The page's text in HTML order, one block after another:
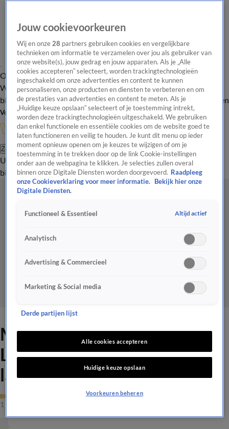
Overzicht Onze programma's Uitzendingen Onze gezichten
In de
WandelgangenInterviewsUitzending
bijwonenPodcastShopVeelgestelde vragenKijkersvraag insturen
Volg Vandaag Inside
Zoeken
UitzendingenVandaag InsideDe OranjezomerShopUitzending
bijwonen
Mohamed Salah leidt
Liverpool van Arne Slot ook
langs Bournemouth
BUITENLANDS VOETBAL
1 feb 2025, 17:57
Jouw cookievoorkeuren
Wij en onze28 partners gebruiken cookies en vergelijkbare
technieken om informatie te verzamelen over jou als gebruiker van
onze website(s), jouw gedrag en jouw apparaten. Als je „Alle
cookies accepteren” selecteert, worden trackingtechnologieën
ingeschakeld om onze advertenties en content te kunnen
personaliseren, onze producten en diensten te verbeteren en om
de prestaties van advertenties en content te meten. Als je
„Huidige keuze opslaan” selecteert of je toestemming intrekt,
worden deze trackingtechnologieën uitgeschakeld. We gebruiken
dan enkel functionele en essentiële cookies om de website goed te
laten functioneren en veilig te houden. Je kunt dit menu op ieder
moment opnieuw openen om je keuzes te wijzigen of om je
toestemming in te trekken door op de link Cookie-instellingen
onder aan de webpagina te klikken. Je selecties zullen overal
binnen onze Digitale Diensten worden doorgevoerd. Raadpleeg
onze Cookieverklaring voor meer informatie.
Bekijk hier onze
Digitale Diensten.
Functioneel & Essentieel Altijd actief
Analytisch
Advertising & Commercieel
Marketing & Social media
Derde partijen lijst
Alle cookies accepteren
Huidige keuze opslaan
Voorkeuren beheren